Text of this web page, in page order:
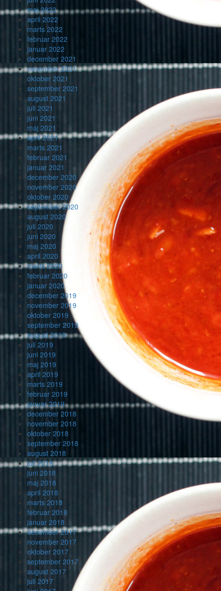
maj 2022
april 2022
marts 2022
februar 2022
januar 2022
december 2021
november 2021
oktober 2021
september 2021
august 2021
juli 2021
juni 2021
maj 2021
april 2021
marts 2021
februar 2021
januar 2021
december 2020
november 2020
oktober 2020
september 2020
august 2020
juli 2020
juni 2020
maj 2020
april 2020
marts 2020
februar 2020
januar 2020
december 2019
november 2019
oktober 2019
september 2019
august 2019
juli 2019
juni 2019
maj 2019
april 2019
marts 2019
februar 2019
januar 2019
december 2018
november 2018
oktober 2018
september 2018
august 2018
juli 2018
juni 2018
maj 2018
april 2018
marts 2018
februar 2018
januar 2018
december 2017
november 2017
oktober 2017
september 2017
august 2017
juli 2017